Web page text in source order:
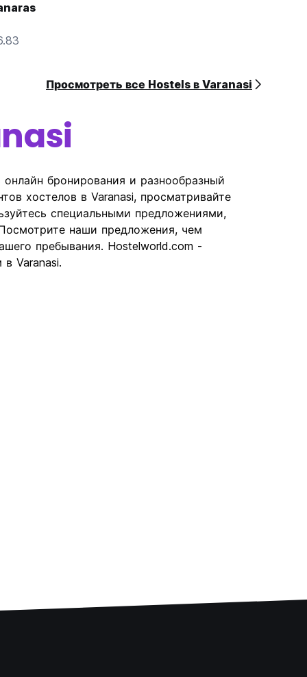
Просмотреть все Hostels в Varanasi
бронирования и разнообразный
хостелов в Varanasi, просматривайте
специальными предложениями,
наши предложения, чем
пребывания. Hostelworld.com -
Varanasi.